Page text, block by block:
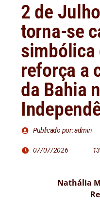
2 de
torna-se
simbólica
reforça a
da Bahia
Publicado por: admin
07/07/2026
Nathália